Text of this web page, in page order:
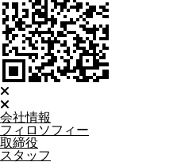
会社情報
フィロソフィー
取締役
スタッフ